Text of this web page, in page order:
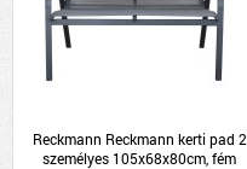
Reckmann Reckmann kerti pad 2
személyes 105x68x80cm, fém